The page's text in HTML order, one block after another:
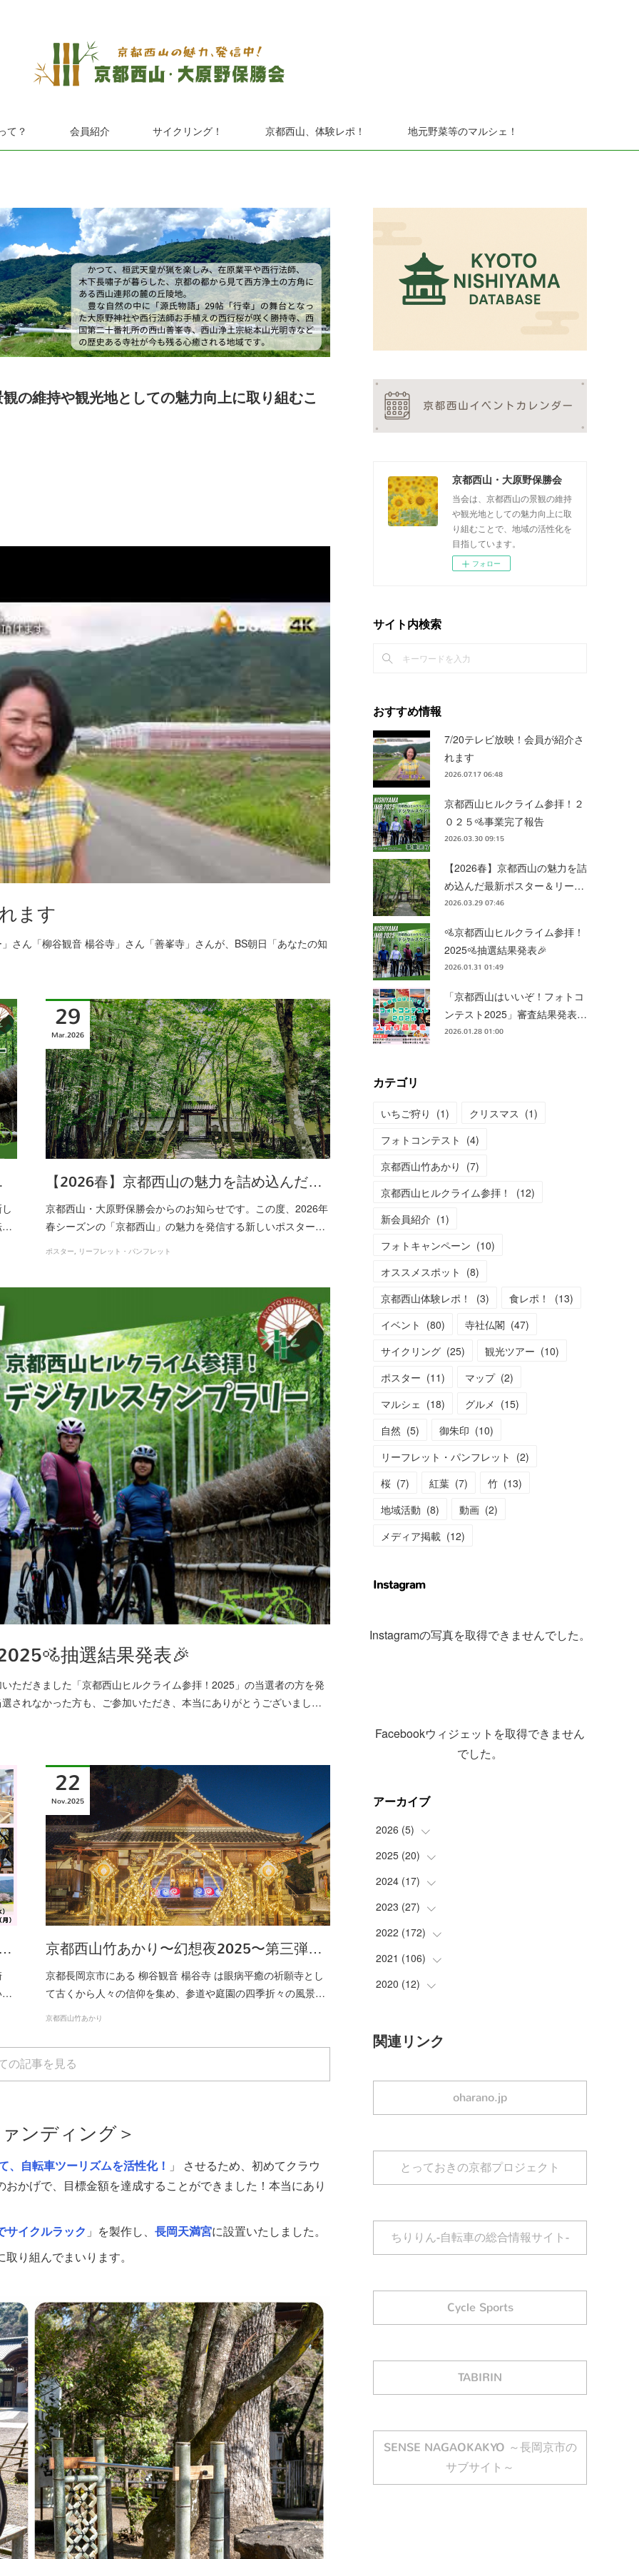
て？ 会員紹介 サイクリング！ 京都西山、体験レポ！ 地元野菜等のマルシェ！
の維持や観光地としての魅力向上に取り組むこ
ます
さん「柳谷観音 楊谷寺」さん「善峯寺」さんが、BS朝日「あなたの知
…
【2026春】京都西山の魅力を詰め込んだ…
京都西山・大原野保勝会からのお知らせです。この度、2026年
春シーズンの「京都西山」の魅力を発信する新しいポスター…
29
Mar 2026
ポスター リーフレット・パンフレット
抽選結果発表🎉
ただきました「京都西山ヒルクライム参拝！2025」の当選者の方を発
されなかった方も、ご参加いただき、本当にありがとうございまし…
…
京都西山竹あかり〜幻想夜2025〜第三弾…
京都長岡京市にある 柳谷観音 楊谷寺 は眼病平癒の祈願寺とし
て古くから人々の信仰を集め、参道や庭園の四季折々の風景…
22
Nov 2025
京都西山竹あかり
の記事を見る
ンディング＞
、自転車ツーリズムを活性化！ 」 させるため、初めてクラウ
かげで、目標金額を達成することができました！本当にあり
サイクルラック 」を製作し、 長岡天満宮に設置いたしました。
取り組んでまいります。
京都西山・大原野保勝会
当会は、京都西山の景観の維持
や観光地としての魅力向上に取
り組むことで、地域の活性化を
目指しています。
フォロー
サイト内検索
おすすめ情報
7/20テレビ放映！会員が紹介さ
れます
2026.07.17 06:48
京都西山ヒルクライム参拝！２
０２５🚵事業完了報告
2026.03.30 09:15
【2026春】京都西山の魅力を詰
め込んだ最新ポスター＆リー…
2026.03.29 07:46
🚵京都西山ヒルクライム参拝！
2025🚵抽選結果発表🎉
2026.01.31 01:49
「京都西山はいいぞ！フォトコ
ンテスト2025」審査結果発表…
2026.01.28 01:00
カテゴリ
いちご狩り (1) クリスマス (1)
フォトコンテスト (4)
京都西山竹あかり (7)
京都西山ヒルクライム参拝！
(12)
新会員紹介 (1)
フォトキャンペーン (10)
オススメスポット (8)
京都西山体験レポ！
(3) 食レポ！ (13)
イベント (80) 寺社仏閣 (47)
サイクリング (25) 観光ツアー (10)
ポスター (11) マップ (2)
マルシェ (18) グルメ (15)
自然 (5) 御朱印 (10)
リーフレット・パンフレット (2)
桜 (7) 紅葉 (7) 竹 (13)
地域活動 (8) 動画 (2)
メディア掲載 (12)
Instagram
Instagramの写真を取得できませんでした。
Facebookウィジェットを取得できません
でした。
アーカイブ
2026 (5)
(1)
(2)
(2)
2025 (20)
(1)
(2)
(3)
(1)
(1)
(5)
2024 (17)
(2)
(3)
(2)
(1)
(1
(1)
2023 (27)
(2)
(2)
(1)
(1 )
(4)
(4)
2022 (172)
(5)
(9)
(12
(7)
(27)
( 20
2021 (106)
(22
(21
(2)
(5)
( 2)
2020 (12)
(10
関連リンク
oharano.jp
とっておきの京都プロジェクト
ちりりん-自転車の総合情報サイト-
Cycle Sports
TABIRIN
SENSE NAGAOKAKYO ～長岡京市の
サブサイト～